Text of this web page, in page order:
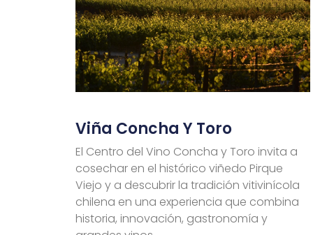
Viña Concha Y Toro
El Centro del Vino Concha y Toro invita a
cosechar en el histórico viñedo Pirque
Viejo y a descubrir la tradición vitivinícola
chilena en una experiencia que combina
historia, innovación, gastronomía y